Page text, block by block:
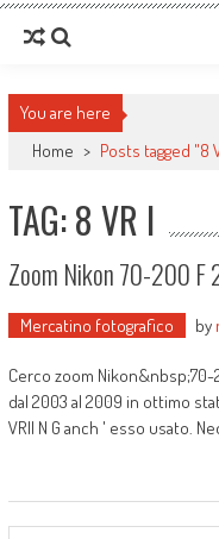
You are here
Home > Posts tagged "8
TAG: 8 VR I
Zoom Nikon 70-200 F
Mercatino fotografico by
Cerco zoom Nikon&nbsp;70-
dal 2003 al 2009 in ottimo
VRII N G anch ' esso usato.